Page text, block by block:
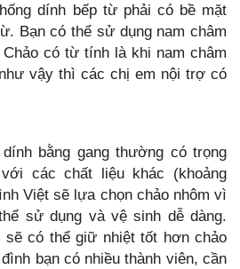
dính bếp từ phải có bề mặt
Bạn có thể sử dụng nam châm
có từ tính là khi nam châm
vậy thì các chị em nội trợ có
bằng gang thường có trọng
các chất liệu khác (khoảng
Việt sẽ lựa chọn chảo nhôm vì
sử dụng và vệ sinh dễ dàng.
sẽ có thể giữ nhiệt tốt hơn chảo
bạn có nhiều thành viên, cần